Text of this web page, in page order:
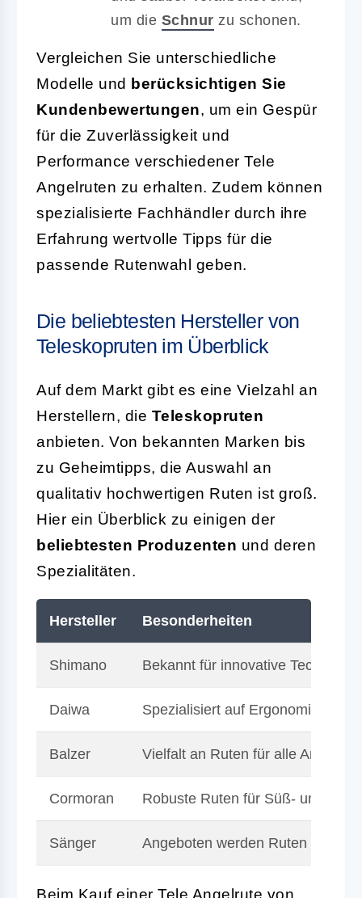
um die Schnur zu schonen.
Vergleichen Sie unterschiedliche
Modelle und berücksichtigen Sie
Kundenbewertungen, um ein Gespür
für die Zuverlässigkeit und
Performance verschiedener Tele
Angelruten zu erhalten. Zudem können
spezialisierte Fachhändler durch ihre
Erfahrung wertvolle Tipps für die
passende Rutenwahl geben.
Die beliebtesten Hersteller von
Teleskopruten im Überblick
Auf dem Markt gibt es eine Vielzahl an
Herstellern, die Teleskopruten
anbieten. Von bekannten Marken bis
zu Geheimtipps, die Auswahl an
qualitativ hochwertigen Ruten ist groß.
Hier ein Überblick zu einigen der
beliebtesten Produzenten und deren
Spezialitäten.
Hersteller Besonderheiten
Shimano Bekannt für innovative
Daiwa Spezialisiert auf Ergonomie und
Balzer Vielfalt an Ruten für alle
Cormoran Robuste Ruten für Süß- und
Sänger Angeboten werden Ruten mit
Beim Kauf einer Tele Angelrute von